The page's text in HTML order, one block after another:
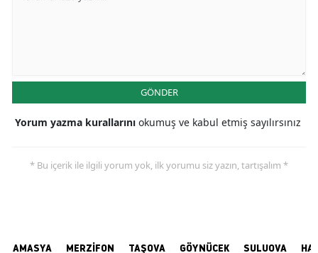
GÖNDER
Yorum yazma kurallarını okumuş ve kabul etmiş sayılırsınız
* Bu içerik ile ilgili yorum yok, ilk yorumu siz yazın, tartışalım *
AMASYA MERZİFON TAŞOVA GÖYNÜCEK SULUOVA